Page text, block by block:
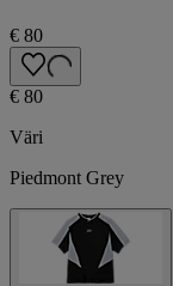
€ 80
€ 80
Väri
Piedmont Grey